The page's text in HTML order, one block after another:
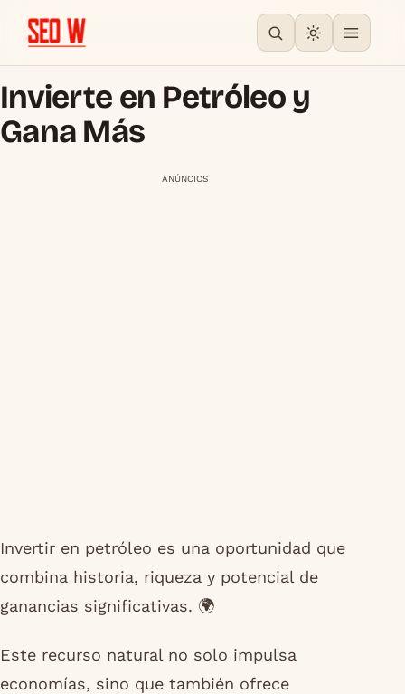
Invierte en Petróleo y
Gana Más
ANÚNCIOS
Invertir en petróleo es una oportunidad que
combina historia, riqueza y potencial de
ganancias significativas. 🌍
Este recurso natural no solo impulsa
economías, sino que también ofrece